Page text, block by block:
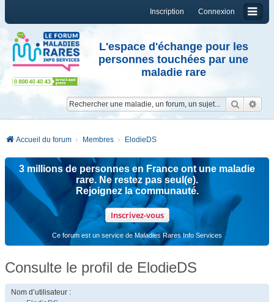
Connexion
Inscription
L'espace d'échange pour les
personnes touchées par une
maladie rare
Accueil du forum Membres ElodieDS
3 millions de personnes en France ont une maladie
rare. Ne restez pas seul(e).
Rejoignez la communauté.
Inscrivez-vous
Ce forum est un service de Maladies Rares Info Services
Consulte le profil de ElodieDS
Nom d’utilisateur :